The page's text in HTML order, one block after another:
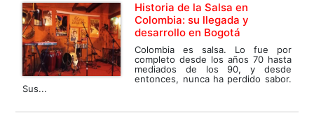
Historia de la Salsa en
Colombia: su llegada y
desarrollo en Bogotá
Colombia es salsa. Lo fue por
completo desde los años 70 hasta
mediados de los 90, y desde
entonces, nunca ha perdido sabor.
Sus...